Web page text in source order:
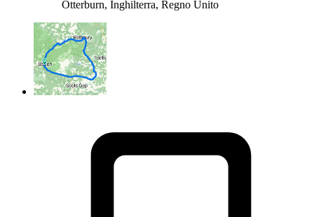
Otterburn, Inghilterra, Regno Unito